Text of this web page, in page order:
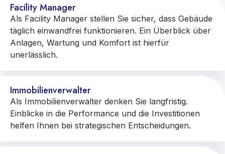
Facility Manager
Als Facility Manager stellen Sie sicher, dass Gebäude
täglich einwandfrei funktionieren. Ein Überblick über
Anlagen, Wartung und Komfort ist hierfür
unerlässlich.
Immobilienverwalter
Als Immobilienverwalter denken Sie langfristig.
Einblicke in die Performance und die Investitionen
helfen Ihnen bei strategischen Entscheidungen.